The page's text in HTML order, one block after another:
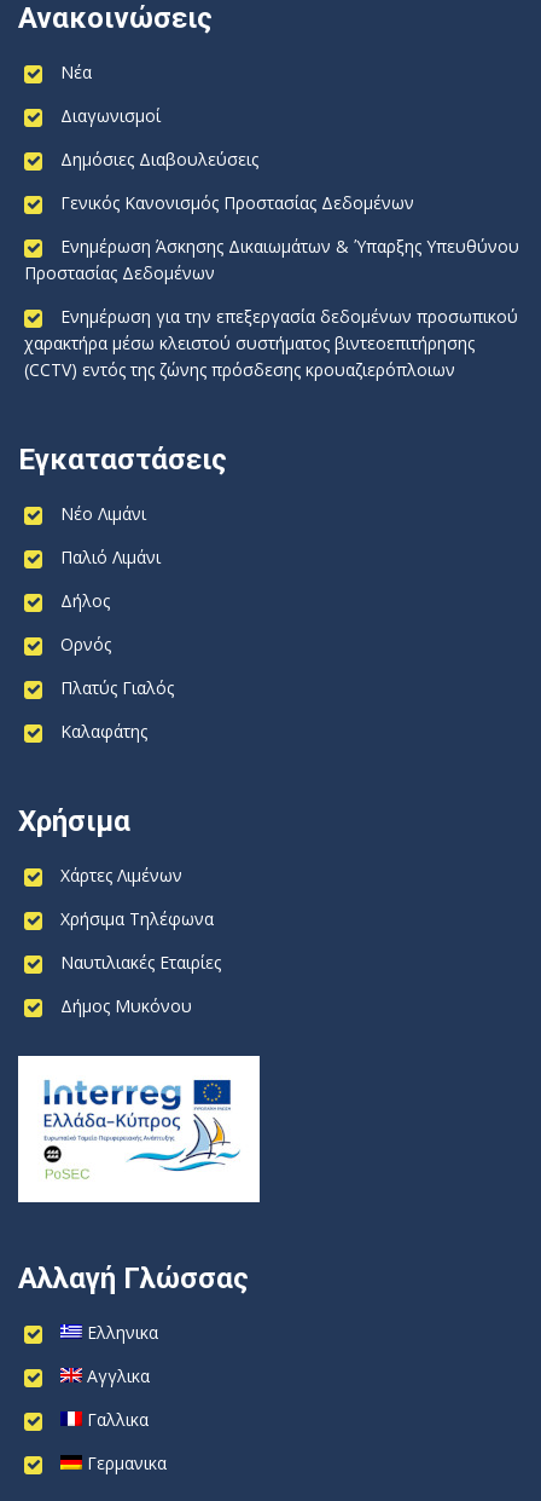
Ανακοινώσεις
Νέα
Διαγωνισμοί
Δημόσιες Διαβουλεύσεις
Γενικός Κανονισμός Προστασίας Δεδομένων
Ενημέρωση Άσκησης Δικαιωμάτων & Ύπαρξης Υπευθύνου
Προστασίας Δεδομένων
Ενημέρωση για την επεξεργασία δεδομένων προσωπικού
χαρακτήρα μέσω κλειστού συστήματος βιντεοεπιτήρησης
(CCTV) εντός της ζώνης πρόσδεσης κρουαζιερόπλοιων
Εγκαταστάσεις
Νέο Λιμάνι
Παλιό Λιμάνι
Δήλος
Ορνός
Πλατύς Γιαλός
Καλαφάτης
Χρήσιμα
Χάρτες Λιμένων
Χρήσιμα Τηλέφωνα
Ναυτιλιακές Εταιρίες
Δήμος Μυκόνου
Αλλαγή Γλώσσας
Ελληνικα
Αγγλικα
Γαλλικα
Γερμανικα